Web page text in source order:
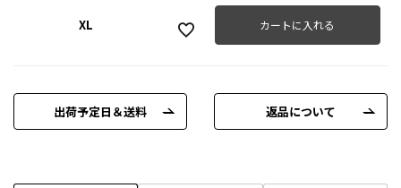
XL カートに入れる
出荷予定日＆送料 返品について